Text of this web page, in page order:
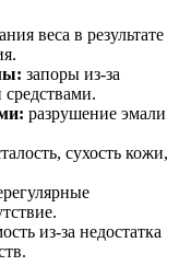
веса в результате
запоры из-за
разрушение эмали
сухость кожи,
из-за недостатка